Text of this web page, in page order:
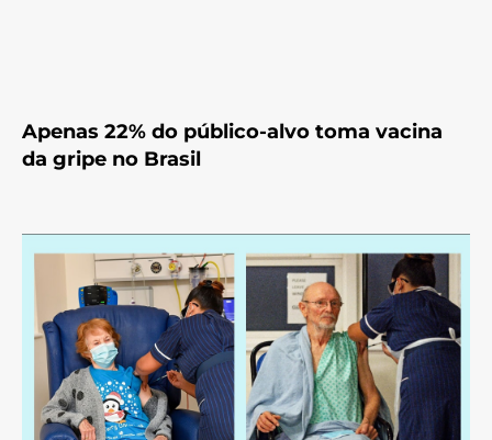
Apenas 22% do público-alvo toma vacina
da gripe no Brasil